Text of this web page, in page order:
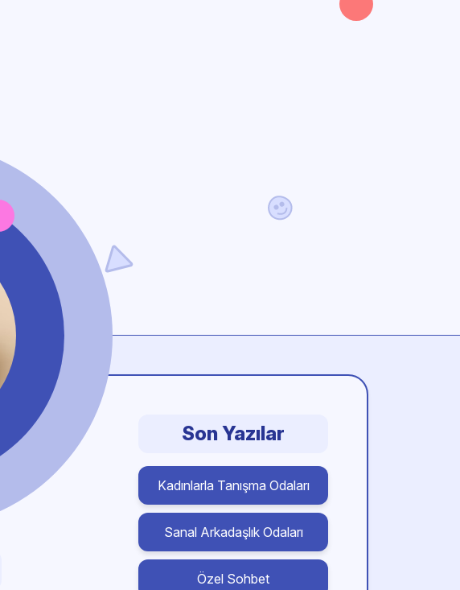
Son Yazılar
Kadınlarla Tanışma Odaları
Sanal Arkadaşlık Odaları
Özel Sohbet